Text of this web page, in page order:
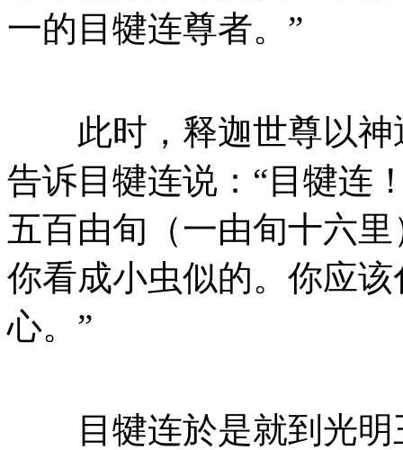
一的目犍连尊者。”
此时，释迦世尊以神
告诉目犍连说：“目犍连
五百由旬（一由旬十六
你看成小虫似的。你应
心。”
目犍连於是就到光明